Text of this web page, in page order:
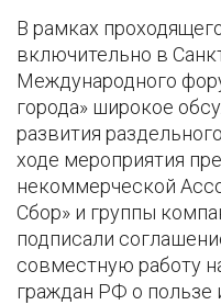
В рамках
включительно в
Международного
города» широкое
развития
ходе мероприятия
некоммерческой
Сбор» и группы
подписали
совместную работу
граждан РФ о пользе